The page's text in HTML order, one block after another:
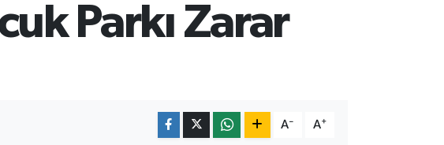
Parkı Zarar
A- A+